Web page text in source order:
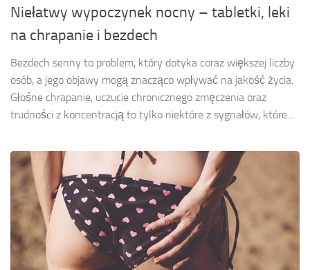
Niełatwy wypoczynek nocny – tabletki, leki
na chrapanie i bezdech
Bezdech senny to problem, który dotyka coraz większej liczby
osób, a jego objawy mogą znacząco wpływać na jakość życia.
Głośne chrapanie, uczucie chronicznego zmęczenia oraz
trudności z koncentracją to tylko niektóre z sygnałów, które...